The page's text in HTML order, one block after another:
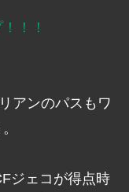
！！
アンのパスもワ
ジェコが得点時